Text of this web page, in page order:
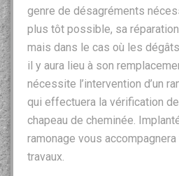
genre de désagréments
plus tôt possible, sa
mais dans le cas où les
il y aura lieu à son
nécessite l’intervention d’un
qui effectuera la vérification
chapeau de cheminée.
ramonage vous
travaux.